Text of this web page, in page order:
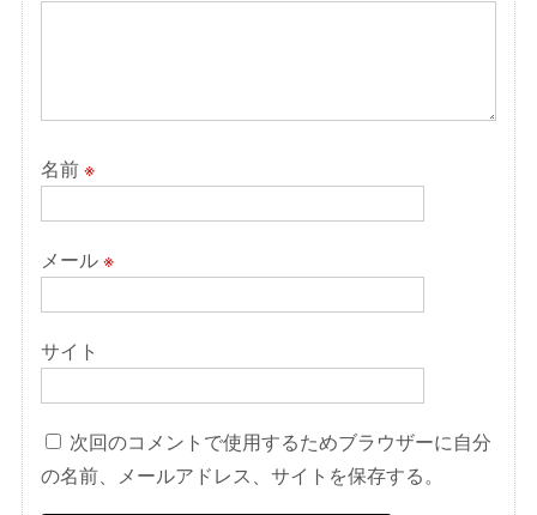
名前※
メール※
サイト
次回のコメントで使用するためブラウザーに自分
の名前、メールアドレス、サイトを保存する。